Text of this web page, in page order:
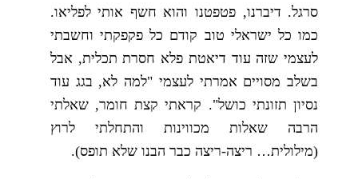
סרגל. דיברנו, פטפטנו והוא חשף אותי לפליאו.
כמו כל ישראלי טוב קודם כל פקפקתי וחשבתי
לעצמי שזה עוד דיאטת פלא חסרת תכלית, אבל
בשלב מסויים אמרתי לעצמי "למה לא, בגג עוד
נסיון תזונתי כושל". קראתי קצת חומר, שאלתי
הרבה שאלות מכווינות והתחלתי לרוץ
(מילולית… ריצה-ריצה כבר הבנו שלא תופס).